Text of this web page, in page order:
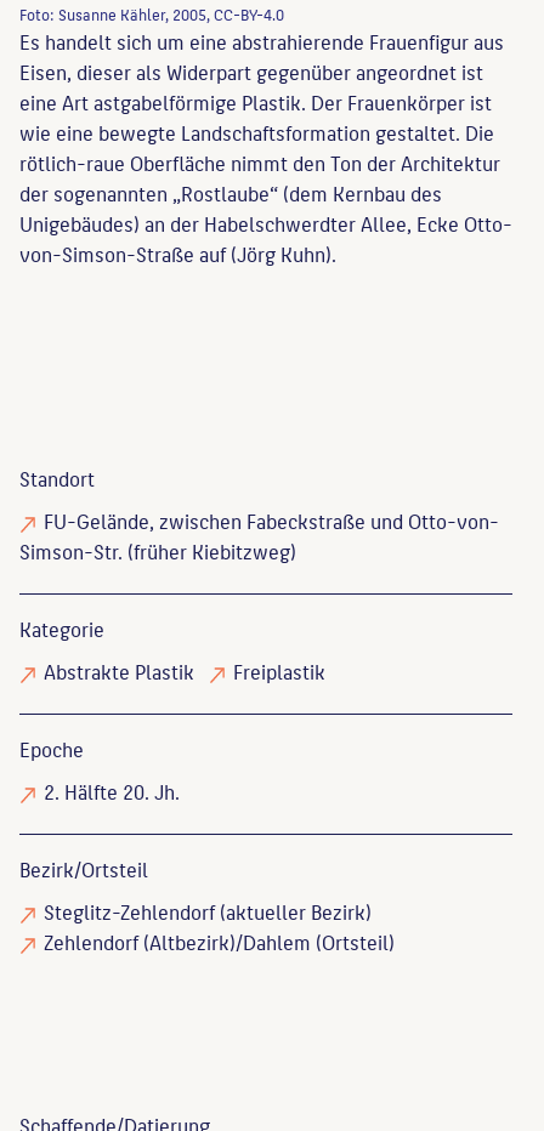
Foto: Susanne Kähler, 2005, CC-BY-4.0
Es handelt sich um eine abstrahierende Frauenfigur aus
Eisen, dieser als Widerpart gegenüber angeordnet ist
eine Art astgabelförmige Plastik. Der Frauenkörper ist
wie eine bewegte Landschaftsformation gestaltet. Die
rötlich-raue Oberfläche nimmt den Ton der Architektur
der sogenannten „Rostlaube“ (dem Kernbau des
Unigebäudes) an der Habelschwerdter Allee, Ecke Otto-
von-Simson-Straße auf (Jörg Kuhn).
Standort
FU-Gelände, zwischen Fabeckstraße und Otto-von-
Simson-Str. (früher Kiebitzweg)
Kategorie
Abstrakte Plastik
Freiplastik
Epoche
2. Hälfte 20. Jh.
Bezirk/Ortsteil
Steglitz-Zehlendorf (aktueller Bezirk)
Zehlendorf (Altbezirk)/Dahlem (Ortsteil)